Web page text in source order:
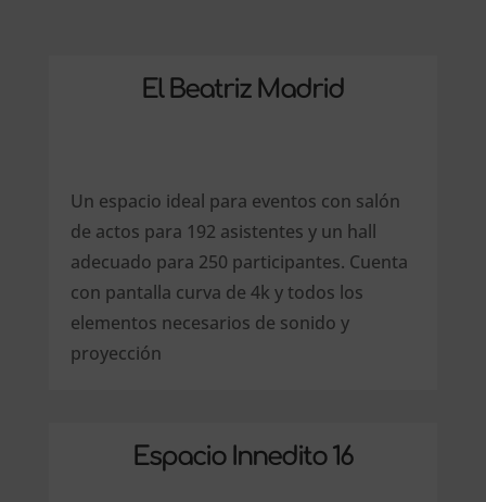
El Beatriz Madrid
Un espacio ideal para eventos con salón
de actos para 192 asistentes y un hall
adecuado para 250 participantes. Cuenta
con pantalla curva de 4k y todos los
elementos necesarios de sonido y
proyección
Espacio Innedito 16